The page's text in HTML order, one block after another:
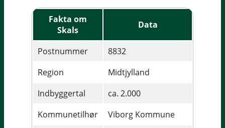
Fakta om
Skals
Data
Postnummer
8832
Region
Midtjylland
Indbyggertal
ca. 2.000
Kommunetilhør
Viborg Kommune